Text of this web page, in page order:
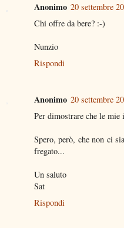
Anonimo 20 settembre
Chi offre da bere? :-)
Nunzio
Rispondi
Anonimo 20 settembre
Per dimostrare che le
Spero, però, che non ci
fregato...
Un saluto
Sat
Rispondi